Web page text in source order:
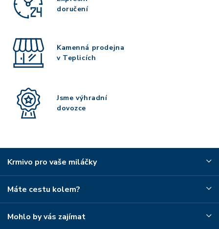
doručení
Kamenná prodejna
v Teplicích
Jsme výhradní
dovozce
Krmivo pro vaše miláčky
Máte cestu kolem?
Mohlo by vás zajímat